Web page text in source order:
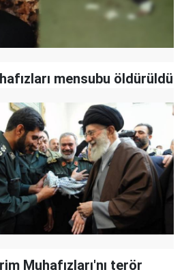
mensubu öldürüldü
Muhafızları'nı terör